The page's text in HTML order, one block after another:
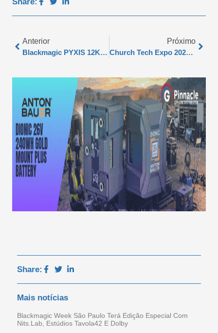
Anterior
Blackmagic PYXIS 12K Entra Para A Lista De Câmeras Aprovadas Pela Netflix
Próximo
Church Tech Expo 2026: Blackmagic Design Leva Soluções Completas Com Grupo Pinnacle Para Produção, Streaming E Tecnologia Para Igrejas
Share:
Mais notícias
Blackmagic Week São Paulo Terá Edição Especial Com
Nits.Lab, Estúdios Tavola42 E Dolby